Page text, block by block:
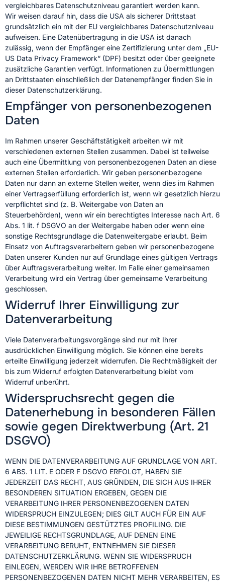
vergleichbares Datenschutzniveau garantiert werden kann.
Wir weisen darauf hin, dass die USA als sicherer Drittstaat
grundsätzlich ein mit der EU vergleichbares Datenschutzniveau
aufweisen. Eine Datenübertragung in die USA ist danach
zulässig, wenn der Empfänger eine Zertifizierung unter dem „EU-
US Data Privacy Framework“ (DPF) besitzt oder über geeignete
zusätzliche Garantien verfügt. Informationen zu Übermittlungen
an Drittstaaten einschließlich der Datenempfänger finden Sie in
dieser Datenschutzerklärung.
Empfänger von personenbezogenen
Daten
Im Rahmen unserer Geschäftstätigkeit arbeiten wir mit
verschiedenen externen Stellen zusammen. Dabei ist teilweise
auch eine Übermittlung von personenbezogenen Daten an diese
externen Stellen erforderlich. Wir geben personenbezogene
Daten nur dann an externe Stellen weiter, wenn dies im Rahmen
einer Vertragserfüllung erforderlich ist, wenn wir gesetzlich hierzu
verpflichtet sind (z. B. Weitergabe von Daten an
Steuerbehörden), wenn wir ein berechtigtes Interesse nach Art. 6
Abs. 1 lit. f DSGVO an der Weitergabe haben oder wenn eine
sonstige Rechtsgrundlage die Datenweitergabe erlaubt. Beim
Einsatz von Auftragsverarbeitern geben wir personenbezogene
Daten unserer Kunden nur auf Grundlage eines gültigen Vertrags
über Auftragsverarbeitung weiter. Im Falle einer gemeinsamen
Verarbeitung wird ein Vertrag über gemeinsame Verarbeitung
geschlossen.
Widerruf Ihrer Einwilligung zur
Datenverarbeitung
Viele Datenverarbeitungsvorgänge sind nur mit Ihrer
ausdrücklichen Einwilligung möglich. Sie können eine bereits
erteilte Einwilligung jederzeit widerrufen. Die Rechtmäßigkeit der
bis zum Widerruf erfolgten Datenverarbeitung bleibt vom
Widerruf unberührt.
Widerspruchsrecht gegen die
Datenerhebung in besonderen Fällen
sowie gegen Direktwerbung (Art. 21
DSGVO)
WENN DIE DATENVERARBEITUNG AUF GRUNDLAGE VON ART.
6 ABS. 1 LIT. E ODER F DSGVO ERFOLGT, HABEN SIE
JEDERZEIT DAS RECHT, AUS GRÜNDEN, DIE SICH AUS IHRER
BESONDEREN SITUATION ERGEBEN, GEGEN DIE
VERARBEITUNG IHRER PERSONENBEZOGENEN DATEN
WIDERSPRUCH EINZULEGEN; DIES GILT AUCH FÜR EIN AUF
DIESE BESTIMMUNGEN GESTÜTZTES PROFILING. DIE
JEWEILIGE RECHTSGRUNDLAGE, AUF DENEN EINE
VERARBEITUNG BERUHT, ENTNEHMEN SIE DIESER
DATENSCHUTZERKLÄRUNG. WENN SIE WIDERSPRUCH
EINLEGEN, WERDEN WIR IHRE BETROFFENEN
PERSONENBEZOGENEN DATEN NICHT MEHR VERARBEITEN, ES